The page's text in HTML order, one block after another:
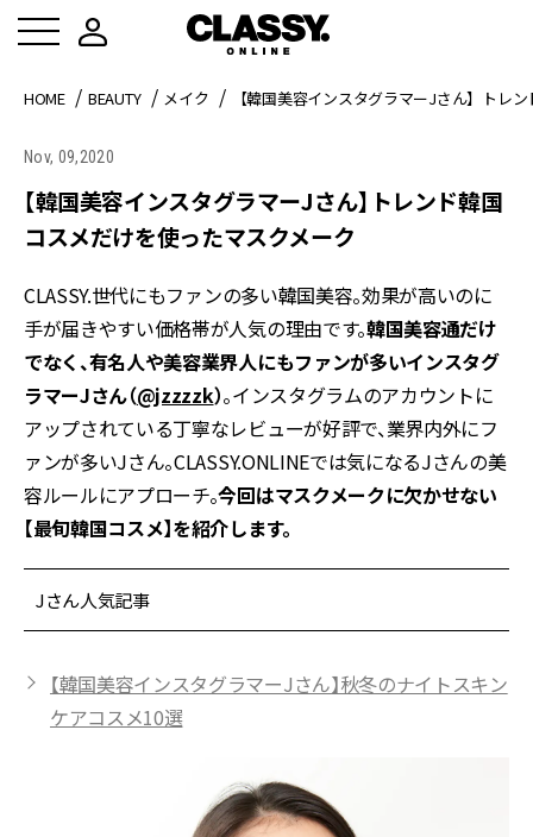
HOME BEAUTY メイク 【韓国美容インスタグラマーJさん】トレ
Nov, 09,2020
【韓国美容インスタグラマーJさん】トレンド韓国
コスメだけを使ったマスクメーク
CLASSY.世代にもファンの多い韓国美容。効果が高いのに
手が届きやすい価格帯が人気の理由です。韓国美容通だけ
でなく、有名人や美容業界人にもファンが多いインスタグ
ラマーJさん（@jzzzzk）。インスタグラムのアカウントに
アップされている丁寧なレビューが好評で、業界内外にフ
ァンが多いJさん。CLASSY.ONLINEでは気になるJさんの美
容ルールにアプローチ。今回はマスクメークに欠かせない
【最旬韓国コスメ】を紹介します。
Jさん人気記事
【韓国美容インスタグラマーJさん】秋冬のナイトスキン
ケアコスメ10選